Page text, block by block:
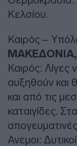
Κελσίου.
Καιρός –
Καιρός: Λίγες
αυξηθούν και
και από τις
καταιγίδες.
Ανεμοι: